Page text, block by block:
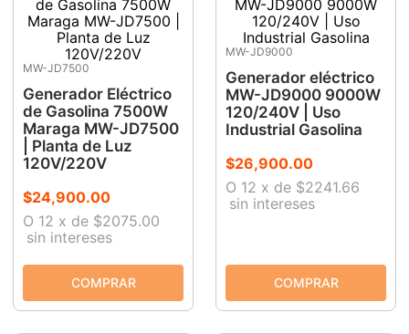
MW-JD7500
Generador Eléctrico
de Gasolina 7500W
Maraga MW-JD7500
| Planta de Luz
120V/220V
$24,900.00
O 12 x de $2075.00
sin intereses
MW-JD9000
Generador eléctrico
MW-JD9000 9000W
120/240V | Uso
Industrial Gasolina
$26,900.00
O 12 x de $2241.66
sin intereses
clavos
ecoklean
ke500